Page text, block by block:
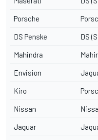
Porsche
DS Penske DS
Mahindra
Envision
Kiro
Nissan
Jaguar